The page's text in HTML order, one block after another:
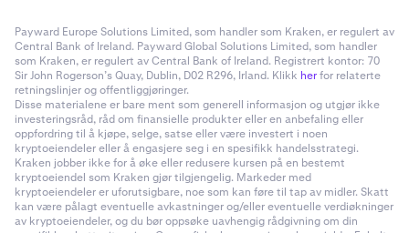
Payward Europe Solutions Limited, som handler som Kraken, er regulert av
Central Bank of Ireland. Payward Global Solutions Limited, som handler
som Kraken, er regulert av Central Bank of Ireland. Registrert kontor: 70
Sir John Rogerson’s Quay, Dublin, D02 R296, Irland. Klikk herfor relaterte
retningslinjer og offentliggjøringer.
Disse materialene er bare ment som generell informasjon og utgjør ikke
investeringsråd, råd om finansielle produkter eller en anbefaling eller
oppfordring til å kjøpe, selge, satse eller være investert i noen
kryptoeiendeler eller å engasjere seg i en spesifikk handelsstrategi.
Kraken jobber ikke for å øke eller redusere kursen på en bestemt
kryptoeiendel som Kraken gjør tilgjengelig. Markeder med
kryptoeiendeler er uforutsigbare, noe som kan føre til tap av midler. Skatt
kan være pålagt eventuelle avkastninger og/eller eventuelle verdiøkninger
av kryptoeiendeler, og du bør oppsøke uavhengig rådgivning om din